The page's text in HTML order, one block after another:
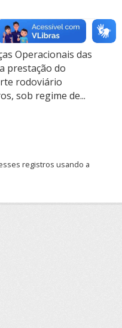
Operacionais das
prestação do
rodoviário
sob regime de...
registros usando a